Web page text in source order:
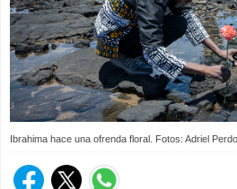
Ibrahima hace una ofrenda floral. Fotos: Adriel